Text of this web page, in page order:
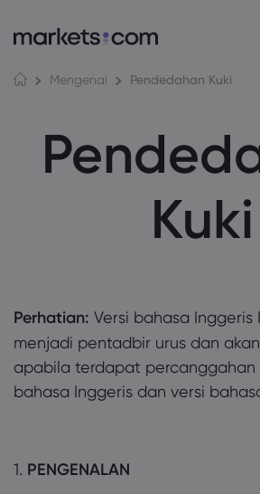
Mengenai Pendedahan Kuki
Kuki
Perhatian: Versi bahasa Inggeris
menjadi pentadbir urus dan
apabila terdapat percanggahan
bahasa Inggeris dan versi
1. PENGENALAN